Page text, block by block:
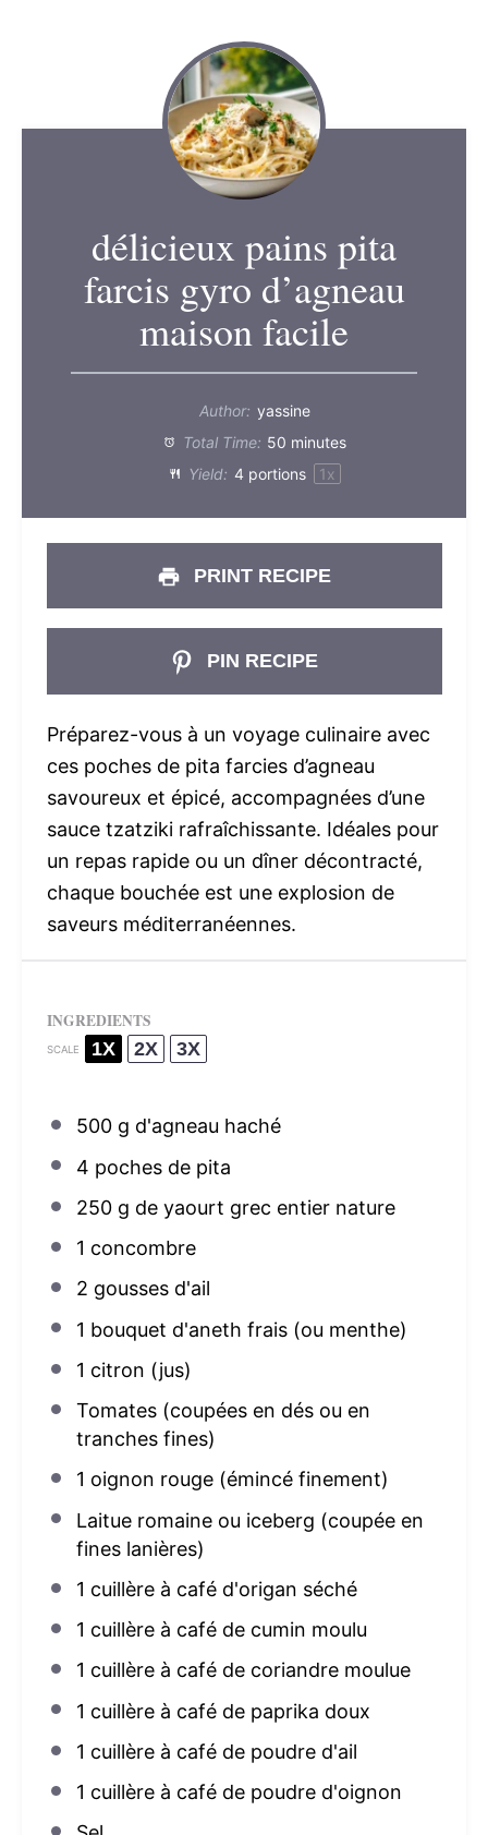
délicieux pains pita
farcis gyro d’agneau
maison facile
Author: yassine
Total Time: 50 minutes
Yield: 4portions 1x
PRINT RECIPE
PIN RECIPE
Préparez-vous à un voyage culinaire avec
ces poches de pita farcies d’agneau
savoureux et épicé, accompagnées d’une
sauce tzatziki rafraîchissante. Idéales pour
un repas rapide ou un dîner décontracté,
chaque bouchée est une explosion de
saveurs méditerranéennes.
INGREDIENTS
SCALE 1X 2X 3X
500 g d'agneau haché
4 poches de pita
250 g de yaourt grec entier nature
1 concombre
2 gousses d'ail
1 bouquet d'aneth frais (ou menthe)
1 citron (jus)
Tomates (coupées en dés ou en
tranches fines)
1 oignon rouge (émincé finement)
Laitue romaine ou iceberg (coupée en
fines lanières)
1 cuillère à café d'origan séché
1 cuillère à café de cumin moulu
1 cuillère à café de coriandre moulue
1 cuillère à café de paprika doux
1 cuillère à café de poudre d'ail
1 cuillère à café de poudre d'oignon